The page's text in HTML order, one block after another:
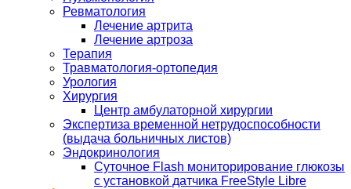
Ревматология
Лечение артрита
Лечение артроза
Терапия
Травматология-ортопедия
Урология
Хирургия
Центр амбулаторной хирургии
Экспертиза временной нетрудоспособности
(выдача больничных листов)
Эндокринология
Суточное Flash мониторирование глюкозы
с установкой датчика FreeStyle Libre